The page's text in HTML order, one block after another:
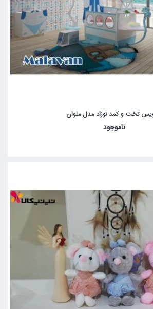
تخت و کمد نوزاد مدل ملوان
ناموجود